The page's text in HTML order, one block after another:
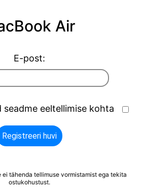
Air
E-post:
seadme eeltellimise kohta
Registreeri huvi
ei tähenda tellimuse vormistamist ega tekita
ostukohustust.